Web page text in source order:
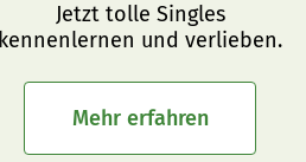
Jetzt tolle Singles
kennenlernen und verlieben.
Mehr erfahren